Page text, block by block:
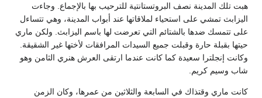
هبت تلك المدينة نصف البروتستانتية للترحيب بها بالإجماع. وجاءت
اليزابث تمشي على استحياء لملاقاتها عند أبواب المدينة، وهي تتساءل
على تتمسك ضدها بالشتائم التي تعرضت لها باسم اليزابث. ولكن ماري
حيتها بقبلة حارة وقبلت جميع السيدات المرافقات لأختها غير الشقيقة.
وكانت إنجلترا سعيدة كما كانت عندما ارتقى العرش هنري الثامن وهو
شاب وسيم كريم.
كانت ماري وقتذاك في السابعة والثلاثين من عمرها، وكان الزمن